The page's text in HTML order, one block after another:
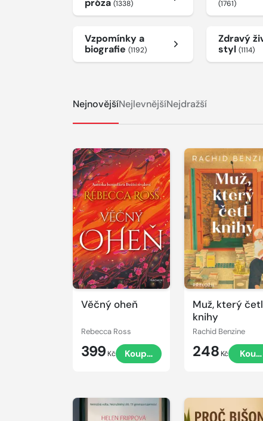
próza (1338) (1761)
Vzpomínky a
biografie (1192)
Zdravý
styl(1114)
NejnovějšíNejlevnějšíNejdražší
Věčný oheň
Rebecca Ross
399 Kč Koupit
Muž, který četl
knihy
Rachid Benzine
248 Kč Koupit